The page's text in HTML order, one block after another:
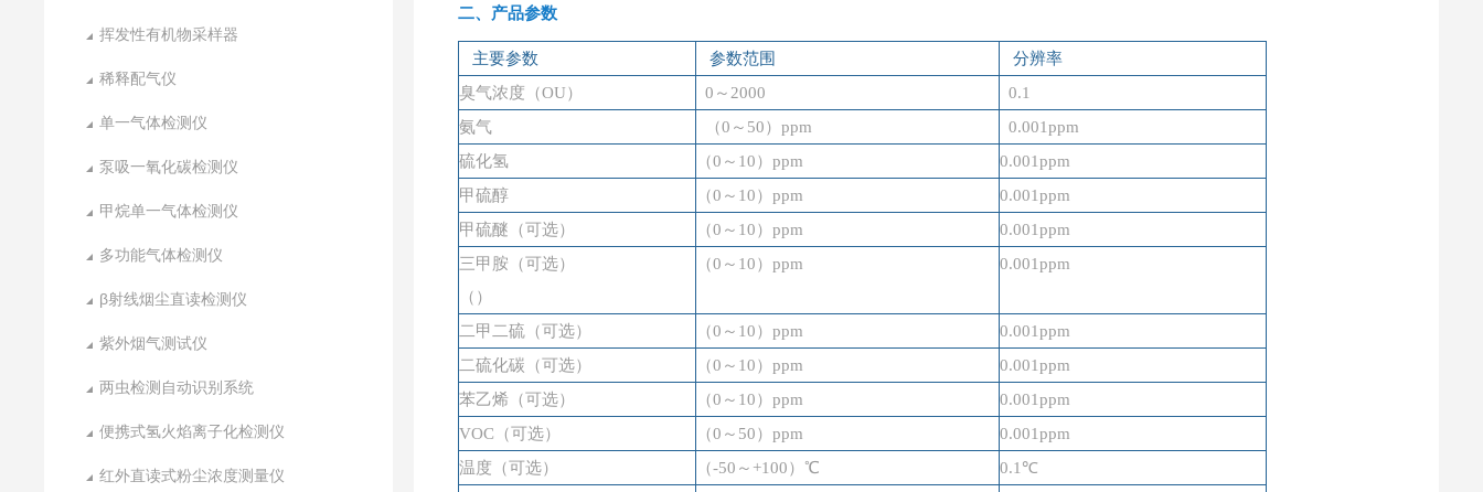
挥发性有机物采样器
稀释配气仪
单一气体检测仪
泵吸一氧化碳检测仪
甲烷单一气体检测仪
多功能气体检测仪
β射线烟尘直读检测仪
紫外烟气测试仪
两虫检测自动识别系统
便携式氢火焰离子化检测仪
红外直读式粉尘浓度测量仪
二、产品参数
主要参数 参数范围
分辨率
臭气浓度（OU） 0 ～ 2000
0.1
氨气
（0 ～ 50）ppm
0.001ppm
硫化氢
（0～ 10）ppm
0.001ppm
甲硫醇
（0～ 10）ppm
0.001ppm
甲硫醚（可选）
（0～ 10）ppm
0.001ppm
三甲胺（可选）
（）
（0～ 10）ppm 0.001ppm
二甲二硫（可选） （0～ 10）ppm
0.001ppm
二硫化碳（可选）
（0～ 10）ppm
0.001ppm
苯乙烯（可选）
（0～ 10）ppm
0.001ppm
VOC（可选）
（0～ 50）ppm
0.001ppm
温度（可选）
（-50 ～ +100）℃
0.1℃